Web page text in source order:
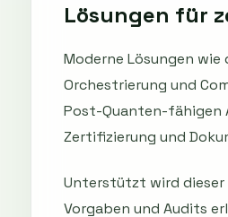
Lösungen für
Moderne Lösungen wie
Orchestrierung und
Post-Quanten-fähigen
Zertifizierung und
Unterstützt wird dieser
Vorgaben und Audits